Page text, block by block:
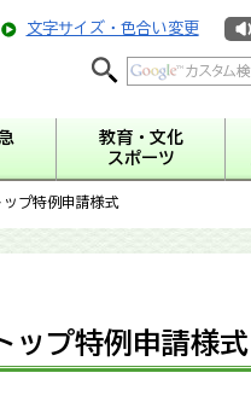
文字サイズ・色合い変更
教育・文化
スポーツ
プ特例申請様式
ップ特例申請様式